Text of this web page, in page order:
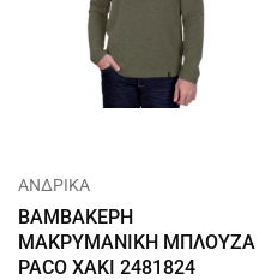
ΑΝΔΡΙΚΑ
ΒΑΜΒΑΚΕΡΗ
ΜΑΚΡΥΜΑΝΙΚΗ ΜΠΛΟΥΖΑ
PACO ΧΑΚΙ 2481824